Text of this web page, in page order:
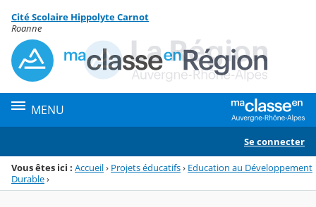
Menu de la rubrique
Contenu
Cité Scolaire Hippolyte Carnot
Roanne
MENU
Se connecter
Vous êtes ici : Accueil› Projets éducatifs› Education au Développement
Durable›